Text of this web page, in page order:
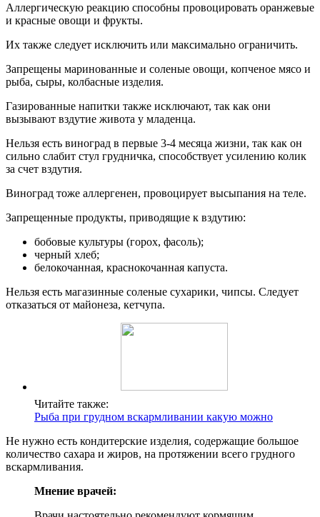
Аллергическую реакцию способны провоцировать оранжевые
и красные овощи и фрукты.
Их также следует исключить или максимально ограничить.
Запрещены маринованные и соленые овощи, копченое мясо и
рыба, сыры, колбасные изделия.
Газированные напитки также исключают, так как они
вызывают вздутие живота у младенца.
Нельзя есть виноград в первые 3-4 месяца жизни, так как он
сильно слабит стул грудничка, способствует усилению колик
за счет вздутия.
Виноград тоже аллергенен, провоцирует высыпания на теле.
Запрещенные продукты, приводящие к вздутию:
бобовые культуры (горох, фасоль);
черный хлеб;
белокочанная, краснокочанная капуста.
Нельзя есть магазинные соленые сухарики, чипсы. Следует
отказаться от майонеза, кетчупа.
Читайте также:
Рыба при грудном вскармливании какую можно
Не нужно есть кондитерские изделия, содержащие большое
количество сахара и жиров, на протяжении всего грудного
вскармливания.
Мнение врачей: